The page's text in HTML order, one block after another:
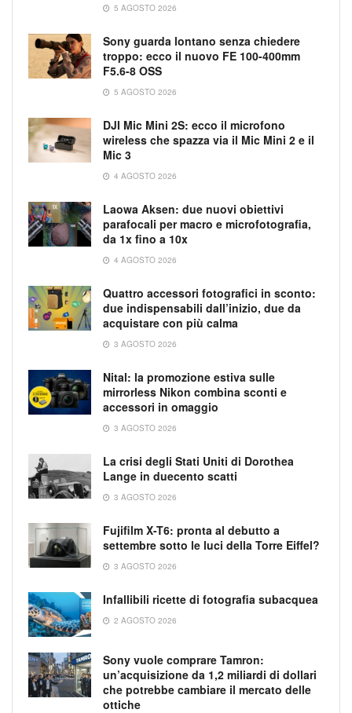
5 AGOSTO 2026
Sony guarda lontano senza chiedere
troppo: ecco il nuovo FE 100-400mm
F5.6-8 OSS
5 AGOSTO 2026
DJI Mic Mini 2S: ecco il microfono
wireless che spazza via il Mic Mini 2 e il
Mic 3
4 AGOSTO 2026
Laowa Aksen: due nuovi obiettivi
parafocali per macro e microfotografia,
da 1x fino a 10x
4 AGOSTO 2026
Quattro accessori fotografici in sconto:
due indispensabili dall’inizio, due da
acquistare con più calma
3 AGOSTO 2026
Nital: la promozione estiva sulle
mirrorless Nikon combina sconti e
accessori in omaggio
3 AGOSTO 2026
La crisi degli Stati Uniti di Dorothea
Lange in duecento scatti
3 AGOSTO 2026
Fujifilm X-T6: pronta al debutto a
settembre sotto le luci della Torre Eiffel?
3 AGOSTO 2026
Infallibili ricette di fotografia subacquea
2 AGOSTO 2026
Sony vuole comprare Tamron:
un’acquisizione da 1,2 miliardi di dollari
che potrebbe cambiare il mercato delle
ottiche